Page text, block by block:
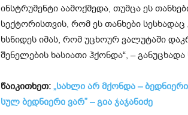
ინსტრუმენტი აამოქმედა, თუმცა ეს
სექტორისთვის, რომ ეს თანხები
ხსნიდეს იმას, რომ უცხოურ ვალუტაში
შენელების ხასიათი ჰქონდა“, –
წაიკითხეთ: „სახლი არ მქონდა –
სულ ბედნიერი ვარ” – გია ჯაჯანიძე